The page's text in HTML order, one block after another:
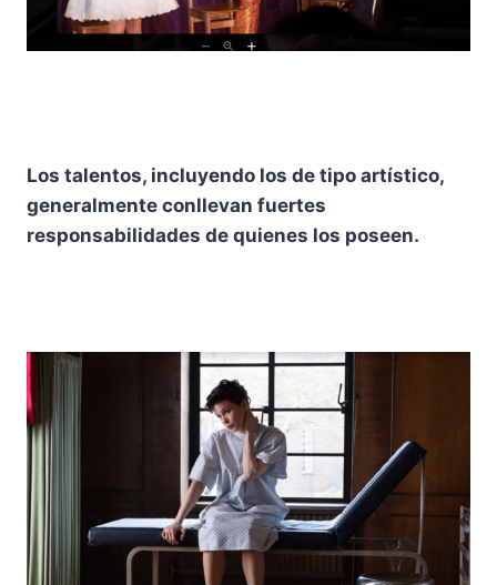
Los talentos, incluyendo los de tipo artístico,
generalmente conllevan fuertes
responsabilidades de quienes los poseen.